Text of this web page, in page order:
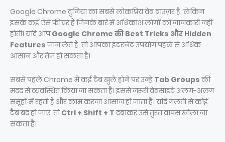
Google Chrome दुनिया का सबसे लोकप्रिय वेब ब्राउज़र है, लेकिन
इसके कई ऐसे फीचर हैं जिनके बारे में अधिकांश लोगों को जानकारी नहीं
होती। यदि आपGoogle Chrome की Best Tricks और Hidden
Featuresजान लेते हैं, तो आपका इंटरनेट उपयोग पहले से अधिक
आसान और तेज़ हो सकता है।
सबसे पहले Chrome में कई टैब खुले होने पर उन्हें Tab Groupsकी
मदद से व्यवस्थित किया जा सकता है। इससे जरूरी वेबसाइटें अलग-अलग
समूहों में रहती हैं और काम करना आसान हो जाता है। यदि गलती से कोई
टैब बंद हो जाए, तोCtrl + Shift + Tदबाकर उसे तुरंत वापस खोला जा
सकता है।